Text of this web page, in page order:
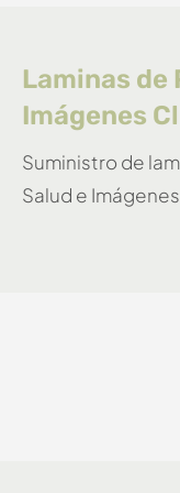
Laminas de
Imágenes
Suministro de
Salud e